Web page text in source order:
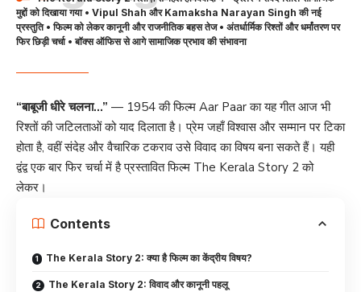
मुद्दों को दिखाया गया • Vipul Shah और Kamaksha Narayan Singh की नई
प्रस्तुति • फिल्म को लेकर कानूनी और राजनीतिक बहस तेज • अंतर्धार्मिक रिश्तों और धर्मांतरण पर
फिर छिड़ी चर्चा • बॉक्स ऑफिस से आगे सामाजिक प्रभाव की संभावना
“बाबूजी धीरे चलना…” — 1954 की फिल्म Aar Paar का यह गीत आज भी
रिश्तों की जटिलताओं को याद दिलाता है। प्रेम जहाँ विश्वास और सम्मान पर टिका
होता है, वहीं संदेह और वैचारिक टकराव उसे विवाद का विषय बना सकते हैं। यही
द्वंद्व एक बार फिर चर्चा में है प्रस्तावित फिल्म The Kerala Story 2 को
लेकर।
Contents
The Kerala Story 2: क्या है फिल्म का केंद्रीय विषय?
The Kerala Story 2: विवाद और कानूनी पहलू